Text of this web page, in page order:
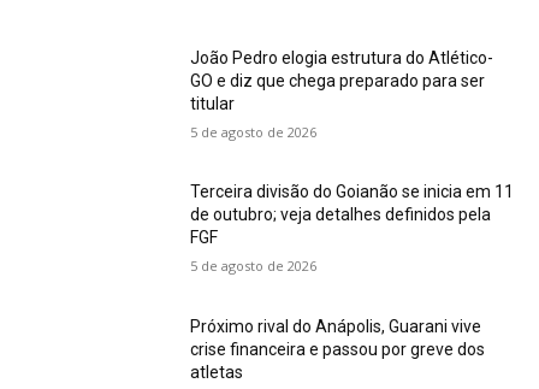
João Pedro elogia estrutura do Atlético-
GO e diz que chega preparado para ser
titular
5 de agosto de 2026
Terceira divisão do Goianão se inicia em 11
de outubro; veja detalhes definidos pela
FGF
5 de agosto de 2026
Próximo rival do Anápolis, Guarani vive
crise financeira e passou por greve dos
atletas